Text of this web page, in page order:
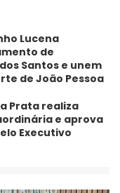
Lucena
de
Santos e unem
de João Pessoa
Prata realiza
e aprova
Executivo